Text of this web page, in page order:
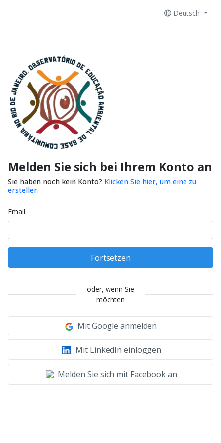
Deutsch
Melden Sie sich bei Ihrem Konto an
Sie haben noch kein Konto? Klicken Sie hier, um eine zu
erstellen
Email
Fortsetzen
oder, wenn Sie
möchten
Mit Google anmelden
Mit LinkedIn einloggen
Melden Sie sich mit Facebook an